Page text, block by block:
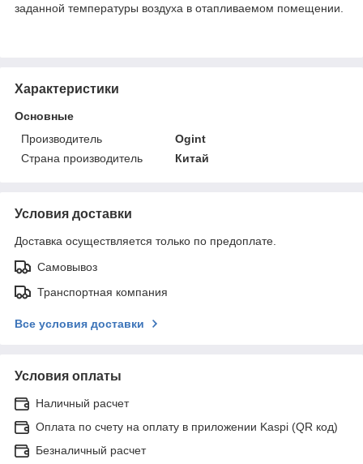
заданной температуры воздуха в отапливаемом помещении.
Характеристики
Основные
Производитель
Ogint
Страна производитель
Китай
Условия доставки
Доставка осуществляется только по предоплате.
Самовывоз
Транспортная компания
Все условия доставки
Условия оплаты
Наличный расчет
Оплата по счету на оплату в приложении Kaspi (QR код)
Безналичный расчет